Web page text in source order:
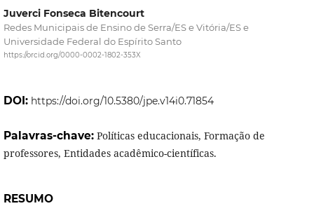
Juverci Fonseca Bitencourt
Redes Municipais de Ensino de Serra/ES e Vitória/ES e
Universidade Federal do Espírito Santo
https://orcid.org/0000-0002-1802-353X
DOI: https://doi.org/10.5380/jpe.v14i0.71854
Palavras-chave: Políticas educacionais, Formação de
professores, Entidades acadêmico-científicas.
RESUMO